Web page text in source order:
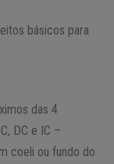
básicos para
das 4
DC e IC –
coeli ou fundo do